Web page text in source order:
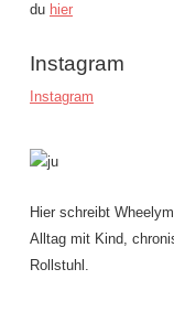
du hier
Instagram
Instagram
Hier schreibt
Alltag mit Kind,
Rollstuhl.